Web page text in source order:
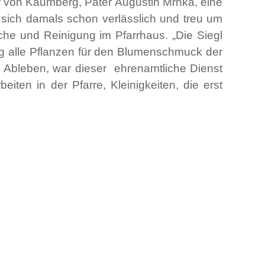
damals schon verlässlich und treu um
und Reinigung im Pfarrhaus. „Die Siegl
alle Pflanzen für den Blumenschmuck der
war dieser ehrenamtliche Dienst
in der Pfarre, Kleinigkeiten, die erst